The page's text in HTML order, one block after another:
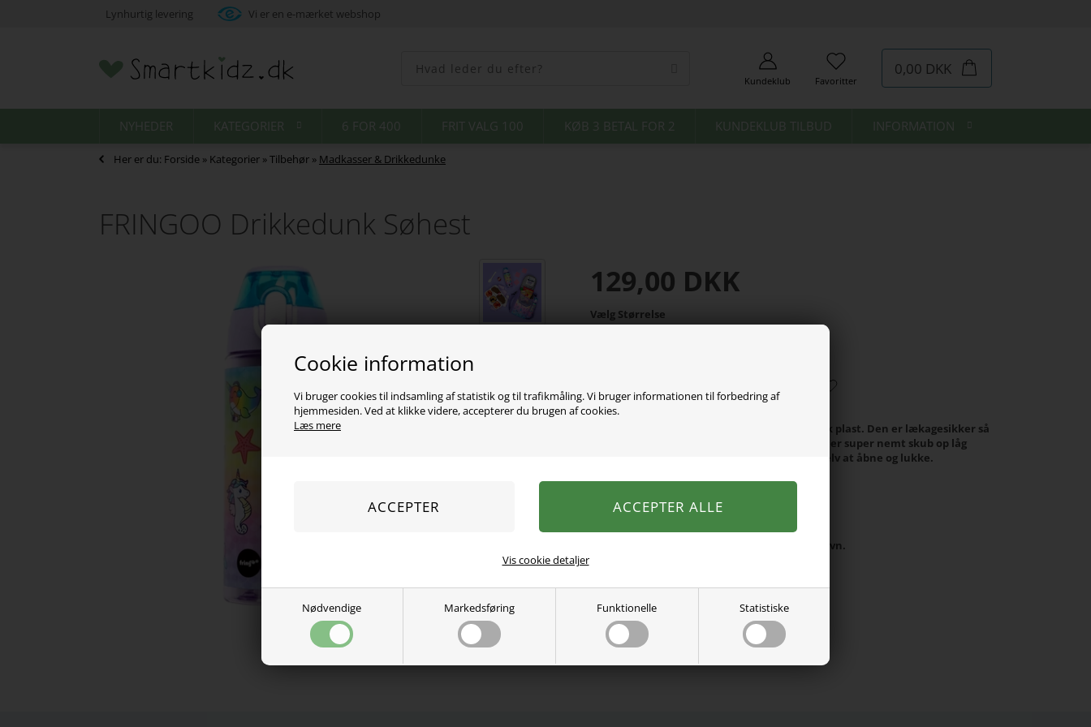
Cookie information
Vi bruger cookies til indsamling af statistik og til trafikmåling. Vi bruger informationen til forbedring af
hjemmesiden. Ved at klikke videre, accepterer du brugen af cookies.
Læs mere
Nødvendige Markedsføring Funktionelle Statistiske
Vis cookie detaljer
Lynhurtig levering Vi er en e-mærket webshop
Kundeklub Favoritter
0,00 DKK
NYHEDER KATEGORIER 6 FOR 400 FRIT VALG 100 KØB 3 BETAL FOR 2 KUNDEKLUB TILBUD INFORMATION
Her er du: Forside » Kategorier »Tilbehør » Madkasser & Drikkedunke
FRINGOO Drikkedunk Søhest
129,00 DKK
Vælg Størrelse
Den sejeste drikkedunk fra Fringoo i slidstærk plast. Den er lækagesikker så
den er sikker at have med i rygsækken. Låget er super nemt skub op låg
med sugerør, der gør det nemt for børnene selv at åbne og lukke.
BPA-fri
Lavet af holdbar Tritan
Lækagesikker
Tåler ikke opvaskemaskine eller mikrobølgeovn.
Se mere fraFringoo
Varenummer: